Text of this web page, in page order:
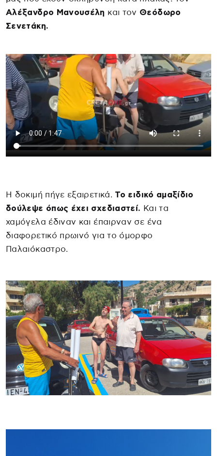
Αλέξανδρο Μανουσέλη και τον Θεόδωρο
Σενετάκη.
Η δοκιμή πήγε εξαιρετικά. Το ειδικό αμαξίδιο
δούλεψε όπως έχει σχεδιαστεί. Και τα
χαμόγελα έδιναν και έπαιρναν σε ένα
διαφορετικό πρωινό για το όμορφο
Παλαιόκαστρο.